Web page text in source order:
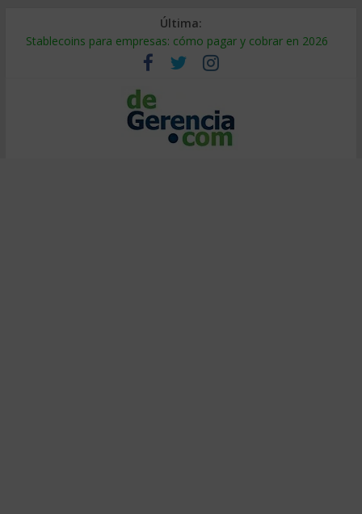
Última:
Stablecoins para empresas: cómo pagar y cobrar en 2026
Despido silencioso: qué es y por qué sale tan caro
IA en selección de personal: cómo auditarla a tiempo
Trabajo forzoso en la cadena de suministro: qué hacer
Mercado hispano de EE. UU.: cómo segmentarlo y venderle